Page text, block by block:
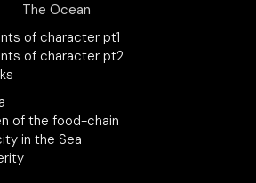
The Ocean
of character pt1
of character pt2
of the food-chain
in the Sea